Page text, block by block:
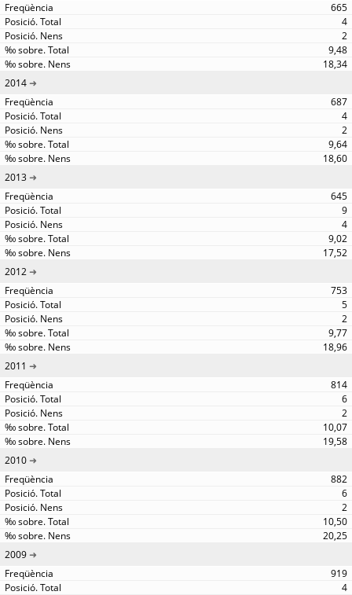
665
4
2
9,48
18,34
2014
687
4
2
9,64
18,60
2013
645
9
4
9,02
17,52
2012
753
5
2
9,77
18,96
2011
814
6
2
10,07
19,58
2010
882
6
2
10,50
20,25
2009
919
4